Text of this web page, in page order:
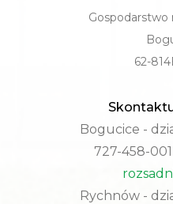
62-
Bogucice -
727-458-
Rychnów -